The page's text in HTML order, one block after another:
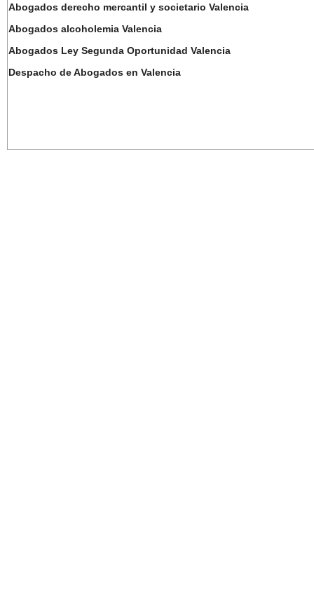
Abogados derecho mercantil y societario Valencia
Abogados alcoholemia Valencia
Abogados Ley Segunda Oportunidad Valencia
Despacho de Abogados en Valencia